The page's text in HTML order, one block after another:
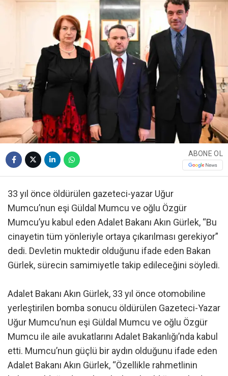
ABONE OL
33 yıl önce öldürülen gazeteci-yazar Uğur
Mumcu’nun eşi Güldal Mumcu ve oğlu Özgür
Mumcu’yu kabul eden Adalet Bakanı Akın Gürlek, “Bu
cinayetin tüm yönleriyle ortaya çıkarılması gerekiyor”
dedi. Devletin muktedir olduğunu ifade eden Bakan
Gürlek, sürecin samimiyetle takip edileceğini söyledi.
Adalet Bakanı Akın Gürlek, 33 yıl önce otomobiline
yerleştirilen bomba sonucu öldürülen Gazeteci-Yazar
Uğur Mumcu’nun eşi Güldal Mumcu ve oğlu Özgür
Mumcu ile aile avukatlarını Adalet Bakanlığı’nda kabul
etti. Mumcu’nun güçlü bir aydın olduğunu ifade eden
Adalet Bakanı Akın Gürlek, “Özellikle rahmetlinin